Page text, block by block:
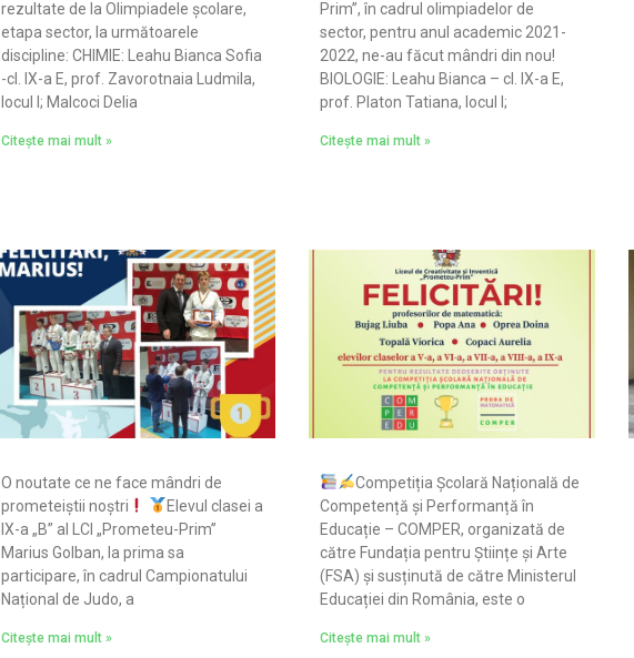
rezultate de la Olimpiadele școlare,
etapa sector, la următoarele
discipline: CHIMIE: Leahu Bianca Sofia
-cl. IX-a E, prof. Zavorotnaia Ludmila,
locul I; Malcoci Delia
Citește mai mult »
Prim”, în cadrul olimpiadelor de
sector, pentru anul academic 2021-
2022, ne-au făcut mândri din nou!
BIOLOGIE: Leahu Bianca – cl. IX-a E,
prof. Platon Tatiana, locul I;
Citește mai mult »
O noutate ce ne face mândri de
prometeiștii noștri
Elevul clasei a
IX-a „B” al LCI „Prometeu-Prim”
Marius Golban, la prima sa
participare, în cadrul Campionatului
Național de Judo, a
Citește mai mult »
Competiția Școlară Națională de
Competență și Performanță în
Educație – COMPER, organizată de
către Fundația pentru Științe și Arte
(FSA) și susținută de către Ministerul
Educației din România, este o
Citește mai mult »